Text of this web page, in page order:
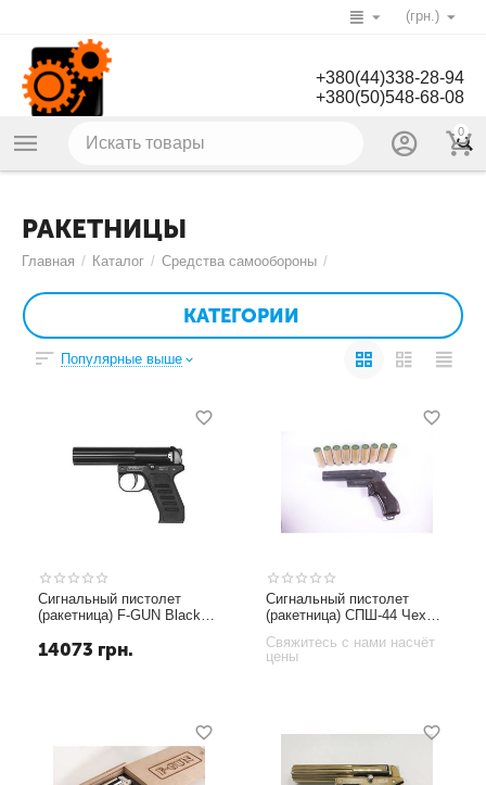
(грн.)
+380(44)338-28-94
+380(50)548-68-08
0
РАКЕТНИЦЫ
Главная / Каталог / Средства самообороны /
КАТЕГОРИИ
Популярные выше
Сигнальный пистолет
(ракетница) F-GUN Black
14073 грн.
Сигнальный пистолет
(ракетница) СПШ-44 Чехия
Свяжитесь с нами насчёт
цены